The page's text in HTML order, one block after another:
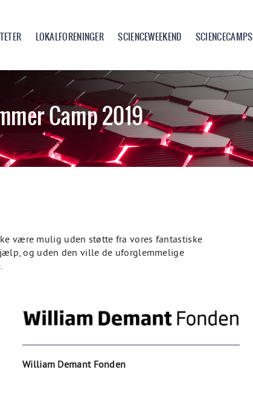
LOKALFORENINGER SCIENCEWEEKEND SCIENCECAMPS
Camp 2019
være mulig uden støtte fra vores fantastiske
og uden den ville de uforglemmelige
William Demant Fonden